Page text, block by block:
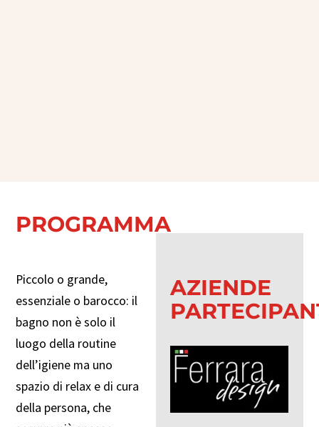
PROGRAMMA
Piccolo o grande,
essenziale o barocco: il
bagno non è solo il
luogo della routine
dell’igiene ma uno
spazio di relax e di cura
della persona, che
AZIENDE